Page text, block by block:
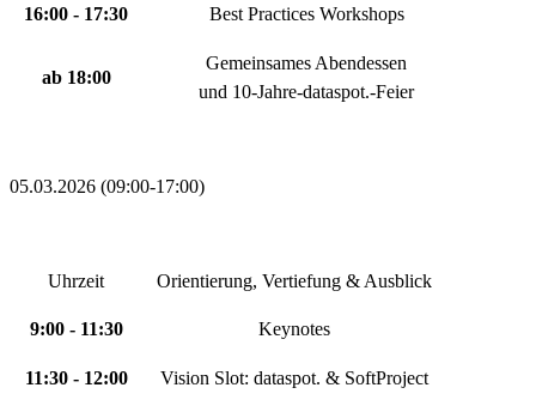
16:00 - 17:30 Best Practices Workshops
ab 18:00
Gemeinsames Abendessen
und 10-Jahre-dataspot.-Feier
05.03.2026 (09:00-17:00)
Uhrzeit Orientierung, Vertiefung & Ausblick
9:00 - 11:30 Keynotes
11:30 - 12:00 Vision Slot: dataspot. & SoftProject